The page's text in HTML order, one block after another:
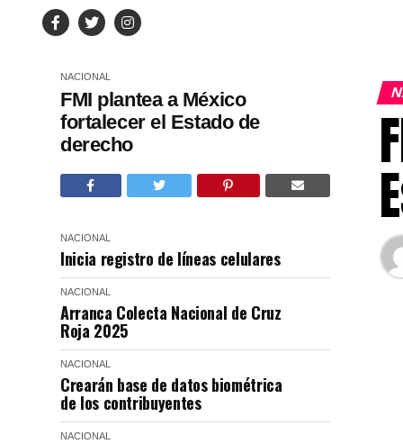
NACIONAL
FMI plantea a México
fortalecer el Estado de
derecho
NACIONAL
Inicia registro de líneas celulares
NACIONAL
Arranca Colecta Nacional de Cruz
Roja 2025
NACIONAL
Crearán base de datos biométrica
de los contribuyentes
NACIONAL